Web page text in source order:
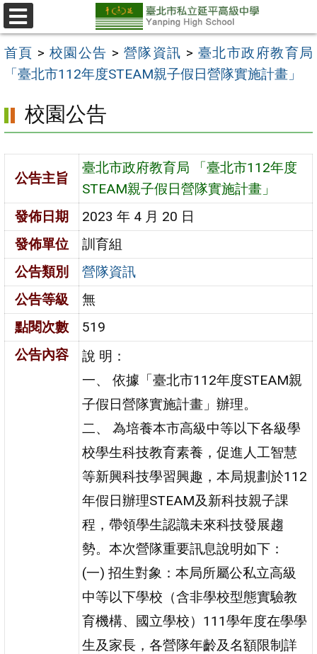
跳
至
主
要
區
選
單
首頁 > 校園公告 > 營隊資訊 > 臺北市政府教育局
「臺北市112年度STEAM親子假日營隊實施計畫」
校園公告
公告主旨
臺北市政府教育局 「臺北市112年度
STEAM親子假日營隊實施計畫」
發佈日期
2023 年 4 月 20 日
發佈單位
訓育組
公告類別
營隊資訊
公告等級
無
點閱次數
519
公告內容
說 明：
一、 依據「臺北市112年度STEAM親
子假日營隊實施計畫」辦理。
二、 為培養本市高級中等以下各級學
校學生科技教育素養，促進人工智慧
等新興科技學習興趣，本局規劃於112
年假日辦理STEAM及新科技親子課
程，帶領學生認識未來科技發展趨
勢。本次營隊重要訊息說明如下：
(一) 招生對象：本局所屬公私立高級
中等以下學校（含非學校型態實驗教
育機構、國立學校）111學年度在學學
生及家長，各營隊年齡及名額限制詳